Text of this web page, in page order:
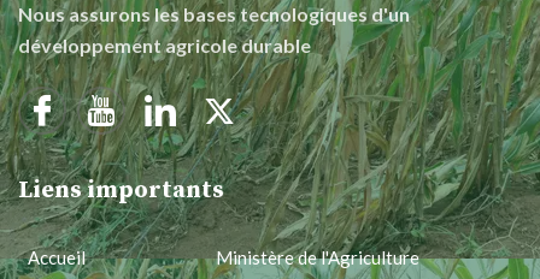
Nous assurons les bases tecnologiques d'un
développement agricole durable
Liens importants
Accueil Ministère de l'Agriculture